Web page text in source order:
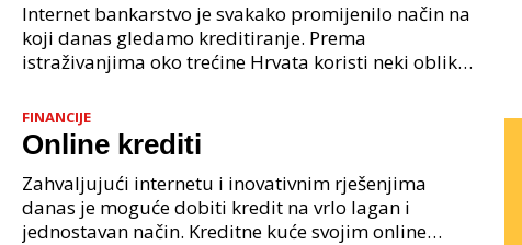
Internet bankarstvo je svakako promijenilo način na
koji danas gledamo kreditiranje. Prema
istraživanjima oko trećine Hrvata koristi neki oblik
itekako
FINANCIJE
Online krediti
Zahvaljujući internetu i inovativnim rješenjima
danas je moguće dobiti kredit na vrlo lagan i
jednostavan način. Kreditne kuće svojim online